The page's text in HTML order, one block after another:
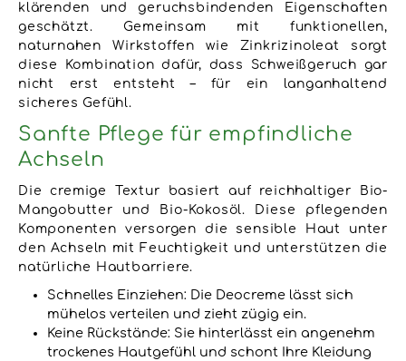
klärenden und geruchsbindenden Eigenschaften
geschätzt. Gemeinsam mit funktionellen,
naturnahen Wirkstoffen wie Zinkrizinoleat sorgt
diese Kombination dafür, dass Schweißgeruch gar
nicht erst entsteht – für ein langanhaltend
sicheres Gefühl.
Sanfte Pflege für empfindliche
Achseln
Die cremige Textur basiert auf reichhaltiger Bio-
Mangobutter und Bio-Kokosöl. Diese pflegenden
Komponenten versorgen die sensible Haut unter
den Achseln mit Feuchtigkeit und unterstützen die
natürliche Hautbarriere.
Schnelles Einziehen: Die Deocreme lässt sich
mühelos verteilen und zieht zügig ein.
Keine Rückstände: Sie hinterlässt ein angenehm
trockenes Hautgefühl und schont Ihre Kleidung